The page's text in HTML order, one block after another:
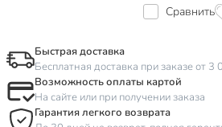
Сравнить
Быстрая доставка
Бесплатная доставка при заказе от 3
Возможность оплаты картой
На сайте или при получении заказа
Гарантия легкого возврата